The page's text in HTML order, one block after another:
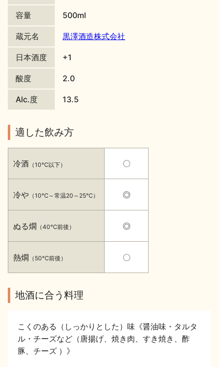
日本酒の楽しみ方特集
地酒・イベント情報
季節の商品 イベント情報
美味しい地酒の選び方
容量 500ml
蔵元名 黒澤酒造株式会社
日本酒度 +1
酸度 2.0
Alc.度 13.5
適した飲み方
冷酒 （10℃以下）
冷や （10℃～常温20～25℃）
ぬる燗 （40℃前後）
熱燗 （50℃前後）
〇
◎
◎
〇
地酒に合う料理
こくのある（しっかりとした）味《醤油味・タルタ
ル・チーズなど（唐揚げ、焼き肉、すき焼き、酢
豚、チーズ ）》